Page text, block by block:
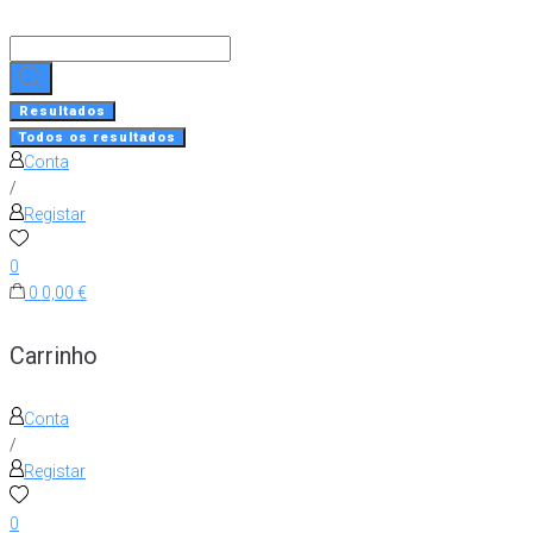
content
Resultados
Todos os resultados
Conta
/
Registar
0
0 0,00 €
Carrinho
Conta
/
Registar
0